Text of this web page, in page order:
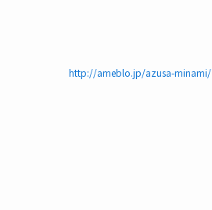
http://ameblo.jp/azusa-minami/